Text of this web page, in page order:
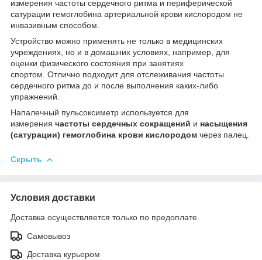
измерения частоты сердечного ритма и периферической
сатурации гемоглобина артериальной крови кислородом не
инвазивным способом.
Устройство можно применять не только в медицинских
учреждениях, но и в домашних условиях, например, для
оценки физического состояния при занятиях
спортом. Отлично подходит для отслеживания частоты
сердечного ритма до и после выполнения каких-либо
упражнений.
Напалечный пульсоксиметр используется для
измерения частоты сердечных сокращений и насыщения
(сатурации) гемоглобина крови кислородом через палец.
Скрыть
Условия доставки
Доставка осуществляется только по предоплате.
Самовывоз
Доставка курьером